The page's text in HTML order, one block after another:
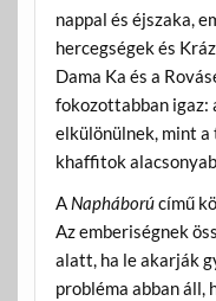
nappal és éjszaka,
hercegségek és
Dama Ka és a
fokozottabban igaz:
elkülönülnek, mint a
khaffitok
A Napháborúcímű
Az emberiségnek
alatt, ha le akarják
probléma abban áll,